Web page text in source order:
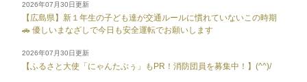
2026年07月30日更新
【広島県】新１年生の子ども達が交通ルールに慣れていないこの時期
🚗 優しいまなざしで今日も安全運転でお願いします
2026年07月30日更新
【ふるさと大使「にゃんたぶぅ」もPR！消防団員を募集中！】(^^)/